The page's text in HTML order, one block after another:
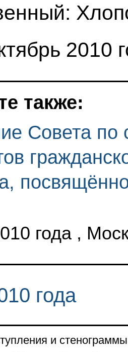
2010
также:
Совета по
года ,
года
и стенограммы